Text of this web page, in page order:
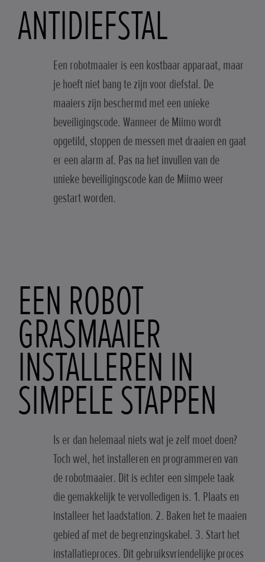
ANTIDIEFSTAL
Een robotmaaier is een kostbaar apparaat, maar
je hoeft niet bang te zijn voor diefstal. De
maaiers zijn beschermd met een unieke
beveiligingscode. Wanneer de Miimo wordt
opgetild, stoppen de messen met draaien en gaat
er een alarm af. Pas na het invullen van de
unieke beveiligingscode kan de Miimo weer
gestart worden.
EEN ROBOT
GRASMAAIER
INSTALLEREN IN
SIMPELE STAPPEN
Is er dan helemaal niets wat je zelf moet doen?
Toch wel, het installeren en programmeren van
de robotmaaier. Dit is echter een simpele taak
die gemakkelijk te vervolledigen is. 1. Plaats en
installeer het laadstation. 2. Baken het te maaien
gebied af met de begrenzingskabel. 3. Start het
installatieproces. Dit gebruiksvriendelijke proces